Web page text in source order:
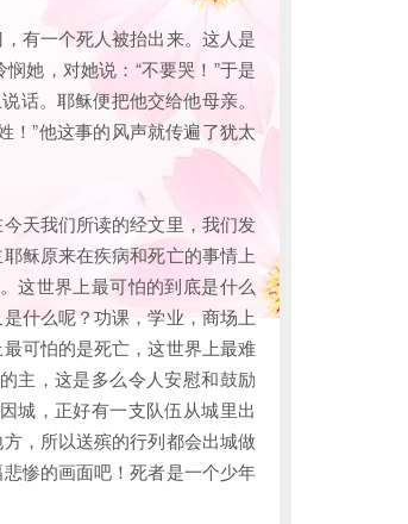
有一个死人被抬出来。这人是
她，对她说：“不要哭！”于是
话。耶稣便把他交给他母亲。
！”他这事的风声就传遍了犹太
天我们所读的经文里，我们发
稣原来在疾病和死亡的事情上
这世界上最可怕的到底是什么
什么呢？功课，学业，商场上
可怕的是死亡，这世界上最难
主，这是多么令人安慰和鼓励
城，正好有一支队伍从城里出
，所以送殡的行列都会出城做
惨的画面吧！死者是一个少年